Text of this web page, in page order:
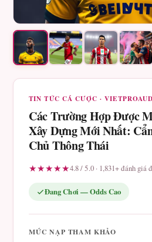
TIN TỨC CÁ CƯỢC ·
Các Trường Hợp Được
Xây Dựng Mới Nhất:
Chủ Thông Thái
★★★★★4.8 / 5.0 · 1,831+ đánh giá
Đang Chơi — Odds Cao
MỨC NẠP THAM KHẢO